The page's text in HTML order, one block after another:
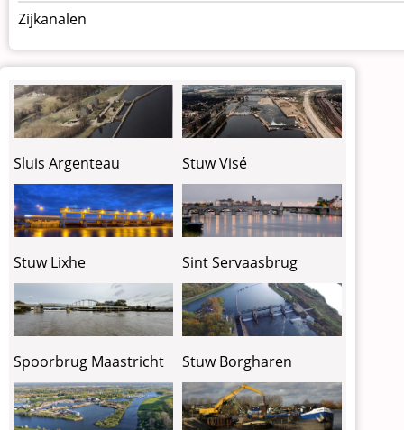
Zijkanalen
Sluis Argenteau Stuw Visé
Stuw Lixhe Sint Servaasbrug
Spoorbrug Maastricht Stuw Borgharen